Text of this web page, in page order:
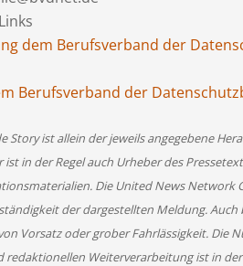
dem Berufsverband der
Berufsverband der
Story ist allein der jeweils angegebene
in der Regel auch Urheber des
Die United News Network
der dargestellten Meldung.
Vorsatz oder grober Fahrlässigkeit. Die
Weiterverarbeitung ist in